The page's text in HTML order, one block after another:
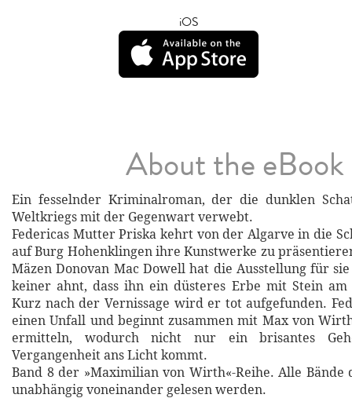
iOS
About the eBook
Ein fesselnder Kriminalroman, der die dunklen
Weltkriegs mit der Gegenwart verwebt.
Federicas Mutter Priska kehrt von der Algarve in die
auf Burg Hohenklingen ihre Kunstwerke zu
Mäzen Donovan Mac Dowell hat die Ausstellung für
keiner ahnt, dass ihn ein düsteres Erbe mit Stein
Kurz nach der Vernissage wird er tot aufgefunden.
einen Unfall und beginnt zusammen mit Max von
ermitteln, wodurch nicht nur ein brisantes
Vergangenheit ans Licht kommt.
Band 8 der »Maximilian von Wirth«-Reihe. Alle Bände
unabhängig voneinander gelesen werden.